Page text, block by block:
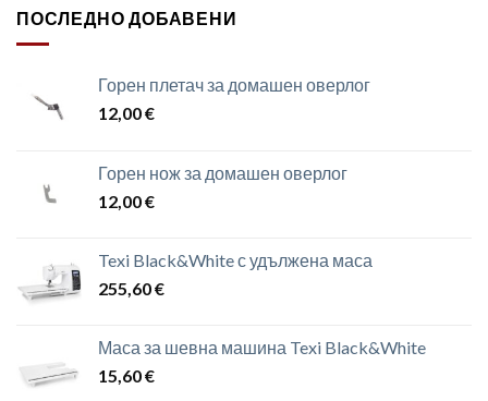
ПОСЛЕДНО ДОБАВЕНИ
Горен плетач за домашен оверлог
12,00€
Горен нож за домашен оверлог
12,00€
Texi Black&White с удължена маса
255,60€
Маса за шевна машина Texi Black&White
15,60€